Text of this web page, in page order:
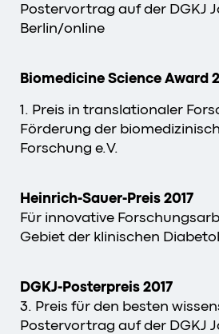
Postervortrag auf der DGKJ
Berlin/online
Biomedicine Science Award
1. Preis in translationaler
Förderung der
Forschung e.V.
Heinrich-Sauer-Preis 2017
Für innovative
Gebiet der klinischen
DGKJ-Posterpreis 2017
3. Preis für den besten
Postervortrag auf der DGKJ